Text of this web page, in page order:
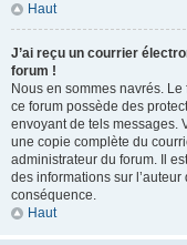
Haut
J’ai reçu un courrier
forum !
Nous en sommes navrés.
ce forum possède des
envoyant de tels messages.
une copie complète du
administrateur du forum. Il
des informations sur
conséquence.
Haut